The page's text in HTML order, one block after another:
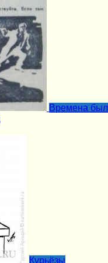
Времена
Курьёзы